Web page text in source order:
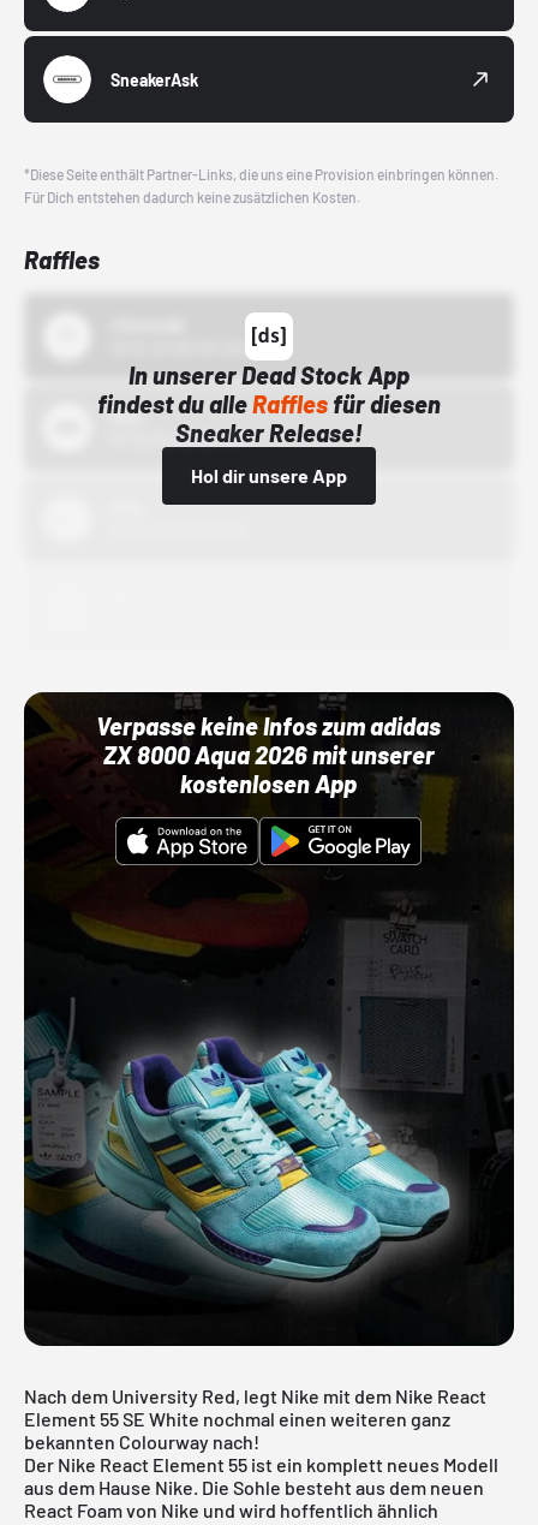
SneakerAsk
*Diese Seite enthält Partner-Links, die uns eine Provision einbringen können.
Für Dich entstehen dadurch keine zusätzlichen Kosten.
Raffles
In unserer Dead Stock App
findest du alleRafflesfür diesen
Sneaker Release!
Hol dir unsere App
Bstn
01.10.22 00:00 Uhr
Verpasse keine Infos zum adidas
ZX 8000 Aqua 2026 mit unserer
kostenlosen App
Nach dem University Red, legt Nike mit dem Nike React
Element 55 SE White nochmal einen weiteren ganz
bekannten Colourway nach!
Der Nike React Element 55 ist ein komplett neues Modell
aus dem Hause Nike. Die Sohle besteht aus dem neuen
React Foam von Nike und wird hoffentlich ähnlich